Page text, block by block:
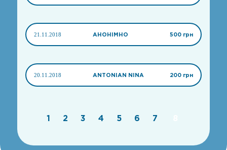
21.11.2018 АНОНІМНО 500 грн
20.11.2018 ANTONIAN NINA 200 грн
1 2 3 4 5 6 7